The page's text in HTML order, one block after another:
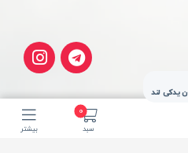
0
سبد بیشتر
یدکی لند